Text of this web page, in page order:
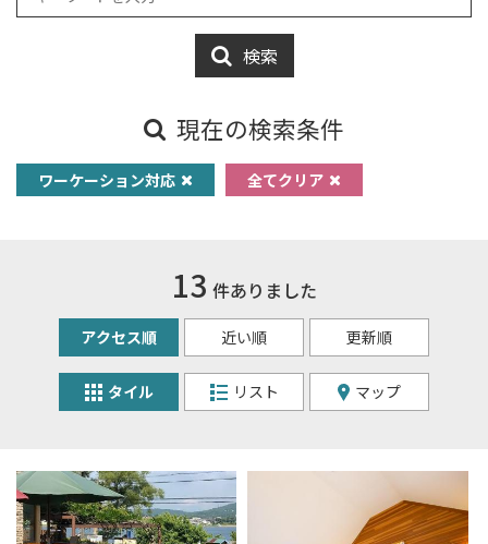
検索
現在の検索条件
ワーケーション対応 全てクリア
13 件ありました
アクセス順 近い順 更新順
タイル リスト マップ